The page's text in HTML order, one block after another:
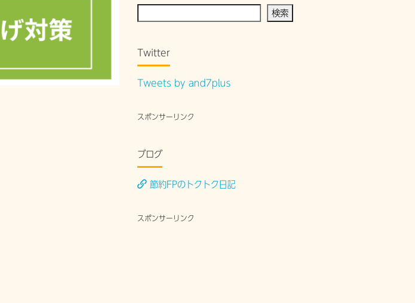
検索
Twitter
Tweets by and7plus
スポンサーリンク
ブログ
節約FPのトクトク日記
スポンサーリンク